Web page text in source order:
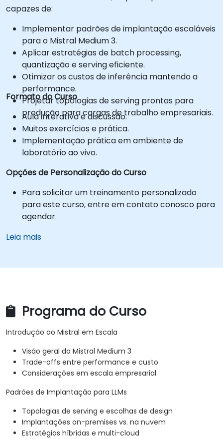
capazes de:
Implementar padrões de implantação escaláveis
para o Mistral Medium 3.
Aplicar estratégias de batch processing,
quantização e serving eficiente.
Otimizar os custos de inferência mantendo a
performance.
Projetar topologias de serving prontas para
produção para cargas de trabalho empresariais.
Formato do Curso
Aula interativa e discussão.
Muitos exercícios e prática.
Implementação prática em ambiente de
laboratório ao vivo.
Opções de Personalização do Curso
Para solicitar um treinamento personalizado
para este curso, entre em contato conosco para
agendar.
Leia mais
Programa do Curso
Introdução ao Mistral em Escala
Visão geral do Mistral Medium 3
Trade-offs entre performance e custo
Considerações em escala empresarial
Padrões de Implantação para LLMs
Topologias de serving e escolhas de design
Implantações on-premises vs. na nuvem
Estratégias híbridas e multi-cloud